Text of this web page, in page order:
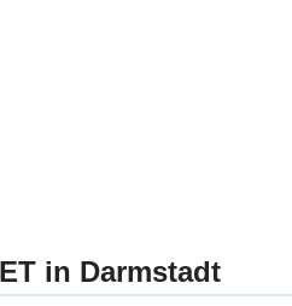
in Darmstadt